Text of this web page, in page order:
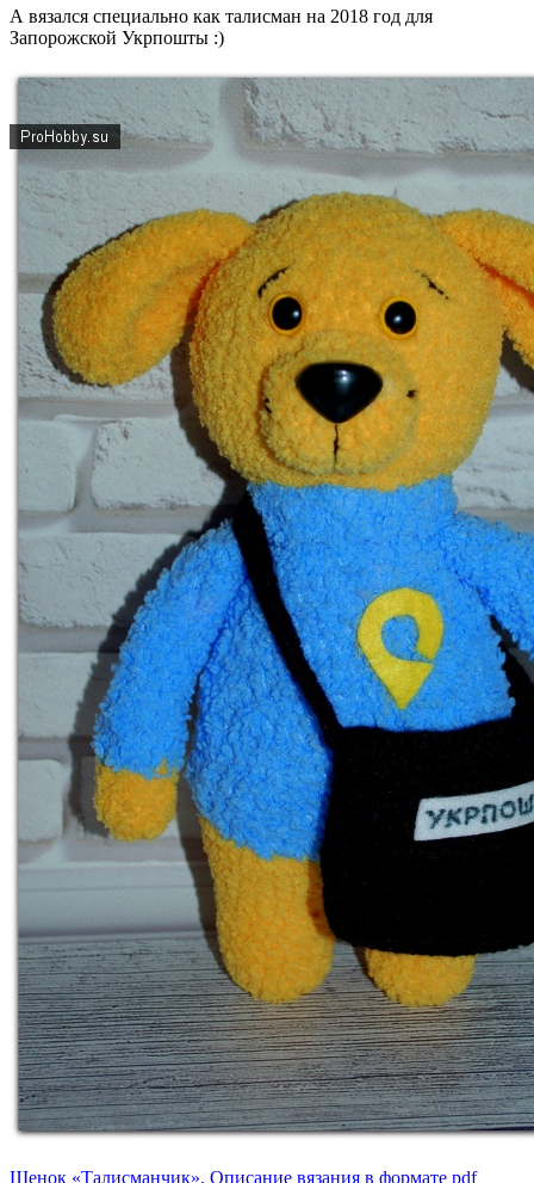
А вязался специально как талисман на 2018 год для
Запорожской Укрпошты :)
Щенок «Талисманчик». Описание вязания в формате pdf